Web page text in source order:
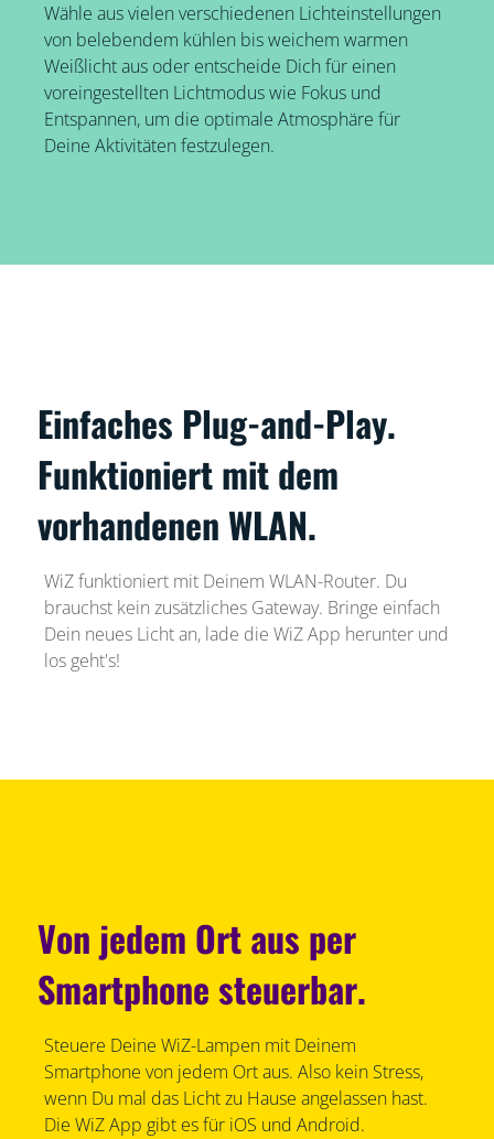
Wähle aus vielen verschiedenen Lichteinstellungen
von belebendem kühlen bis weichem warmen
Weißlicht aus oder entscheide Dich für einen
voreingestellten Lichtmodus wie Fokus und
Entspannen, um die optimale Atmosphäre für
Deine Aktivitäten festzulegen.
Einfaches Plug-and-Play.
Funktioniert mit dem
vorhandenen WLAN.
WiZ funktioniert mit Deinem WLAN-Router. Du
brauchst kein zusätzliches Gateway. Bringe einfach
Dein neues Licht an, lade die WiZ App herunter und
los geht's!
Von jedem Ort aus per
Smartphone steuerbar.
Steuere Deine WiZ-Lampen mit Deinem
Smartphone von jedem Ort aus. Also kein Stress,
wenn Du mal das Licht zu Hause angelassen hast.
Die WiZ App gibt es für iOS und Android.